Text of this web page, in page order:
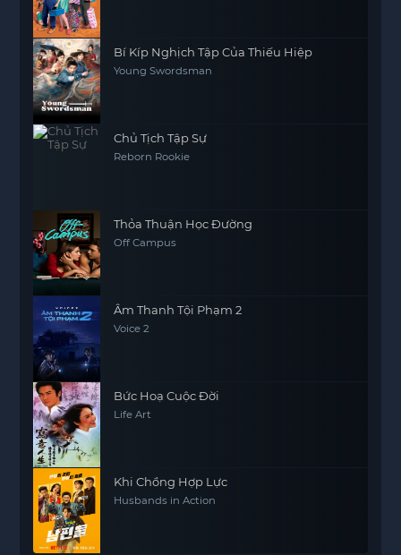
Bí Kíp Nghịch Tập Của Thiếu Hiệp
Young Swordsman
Chủ Tịch Tập Sự
Reborn Rookie
Thỏa Thuận Học Đường
Off Campus
Âm Thanh Tội Phạm 2
Voice 2
Bức Hoạ Cuộc Đời
Life Art
Khi Chồng Hợp Lực
Husbands in Action